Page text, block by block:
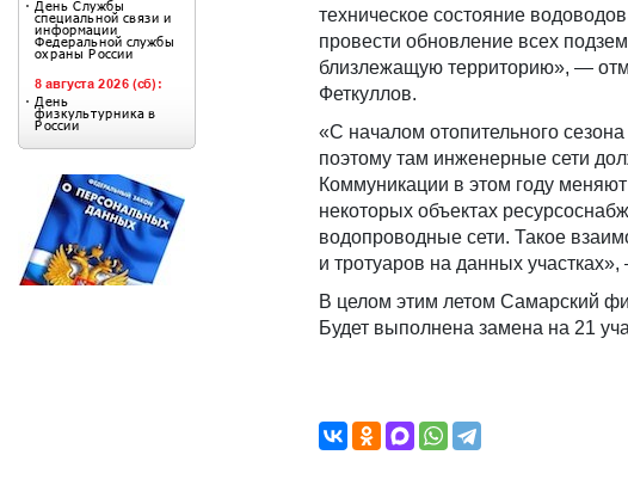
техническое состояние
провести обновление всех
близлежащую территорию», —
Феткуллов.
«С началом отопительного
поэтому там инженерные сети
Коммуникации в этом году
некоторых объектах
водопроводные сети. Такое
и тротуаров на данных
В целом этим летом Самарский
Будет выполнена замена на 21